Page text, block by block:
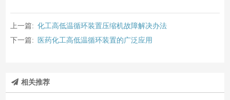
上一篇: 化工高低温循环装置压缩机故障解决办法
下一篇: 医药化工高低温循环装置的广泛应用
相关推荐